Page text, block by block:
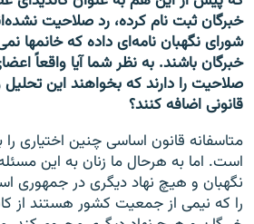
خبرگان ثبت نام کرده، رد صلاحیت
شورای نگهبان نامه‌ای داده که خانمها
خبرگان باشند. به نظر شما آیا واقعا‌ً‌
صلاحیت را دارند که بخواهند این تحلیل
قانونی اضافه کنند؟
متاسفانه قانون اساسی چنین اختیاری
است. اما به هرحال ما زنان به این
نگهبان و هیچ نهاد دیگری در جمهوری
را که نیمی از جمعیت کشور هستند از